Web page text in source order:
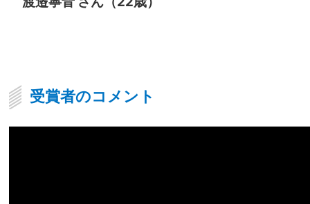
受賞者のコメント